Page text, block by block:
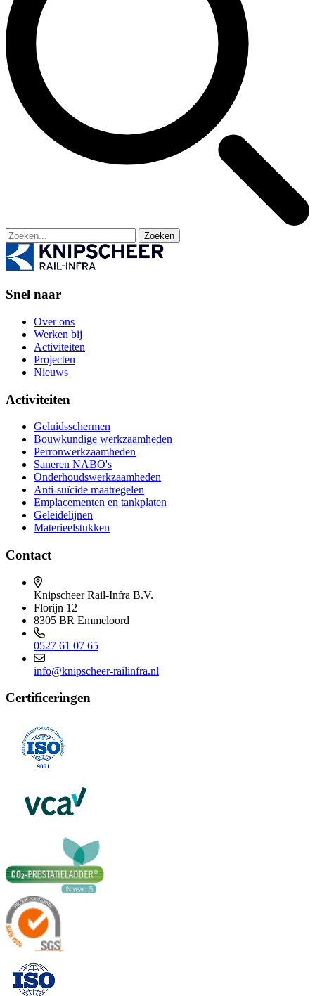
Zoeken
Snel naar
Over ons
Werken bij
Activiteiten
Projecten
Nieuws
Activiteiten
Geluidsschermen
Bouwkundige werkzaamheden
Perronwerkzaamheden
Saneren NABO's
Onderhoudswerkzaamheden
Anti-suïcide maatregelen
Emplacementen en tankplaten
Geleidelijnen
Materieelstukken
Contact
Knipscheer Rail-Infra B.V.
Florijn 12
8305 BR Emmeloord
0527 61 07 65
info@knipscheer-railinfra.nl
Certificeringen